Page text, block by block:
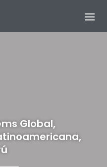
Global,